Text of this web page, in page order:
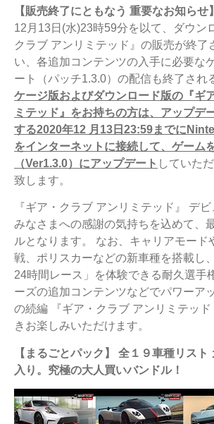
【販売終了にともなう 重要なお知らせ】
12月13日(水)23時59分を以て、ダウン
クラブ アンリミテッド』の販売が終了
い、各追加コンテンツの入手に必要な
ート（パッチ1.3.0）の配信も終了され
ケージ版およびダウンロード版の『ギ
ミテッド』をお持ちの方は、アップデ
する2020年12 月13日23:59までに
をインターネットに接続して、ゲーム
（Ver1.3.0）にアップデート していた
致します。
『ギア・クラブ アンリミテッド』 デビ
みなさまへの感謝の気持ちを込めて、
ルとなります。 なお、キャリアモード
戦、ポリスカーなどの新車種を搭載し
24時間レース」を体験できる耐久選手
ーズの追加コンテンツなどでパワーア
の続編 『ギア・クラブ アンリミテッ
きお楽しみいただけます。
【まるごとパック】 全１９車種リス
入り。究極の大人買いバンドル！